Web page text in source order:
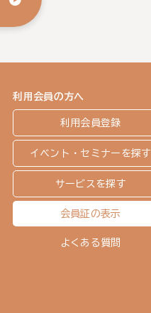
利用会員の方へ
利用会員登録
イベント・セミナーを探す
サービスを探す
会員証の表示
よくある質問